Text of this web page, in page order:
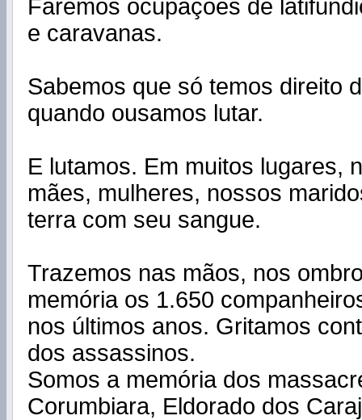
Faremos ocupações de
e caravanas.
Sabemos que só temos direito
quando ousamos lutar.
E lutamos. Em muitos lugares,
mães, mulheres, nossos
terra com seu sangue.
Trazemos nas mãos, nos
memória os 1.650
nos últimos anos. Gritamos
dos assassinos.
Somos a memória dos
Corumbiara, Eldorado dos